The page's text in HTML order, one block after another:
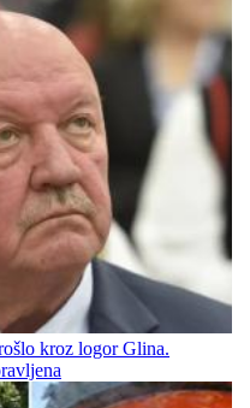
kroz logor Glina.